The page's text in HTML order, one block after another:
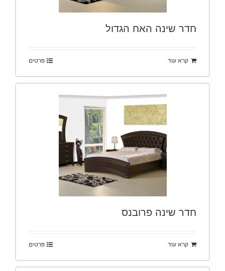
חדר שינה האח הגדול
קרא עוד פרטים
חדר שינה פרובנס
קרא עוד פרטים